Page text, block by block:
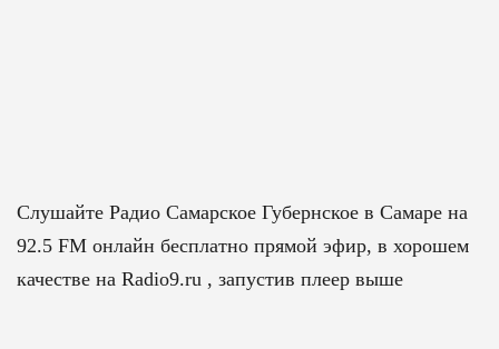
Слушайте Радио Самарское Губернское в Самаре на
92.5 FM онлайн бесплатно прямой эфир, в хорошем
качестве на Radio9.ru , запустив плеер выше